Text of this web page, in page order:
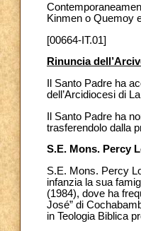
Kinmen o Quemoy
[00664-IT.01]
Rinuncia
Il Santo Padre ha
dell’Arcidiocesi di
Il Santo Padre ha
trasferendolo dalla
S.E. Mons. Percy
S.E. Mons. Percy
infanzia la sua
(1984), dove ha
José” di
in Teologia Biblica